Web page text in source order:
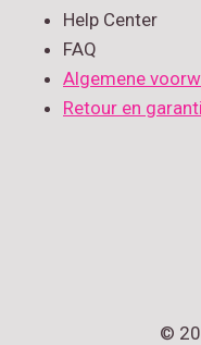
Help Center
FAQ
Algemene
Retour en
©